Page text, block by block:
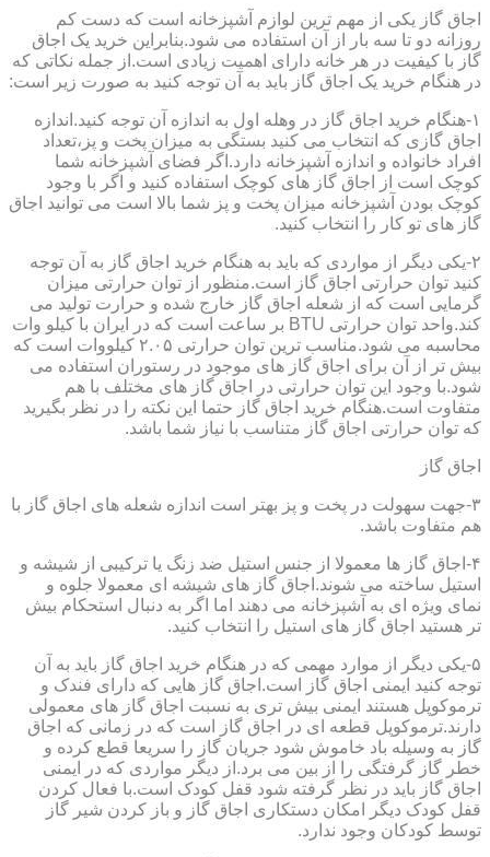
اجاق گاز یکی از مهم ترین لوازم آشپزخانه است که دست کم
روزانه دو تا سه بار از آن استفاده می شود.بنابراین خرید یک اجاق
گاز با کیفیت در هر خانه دارای اهمیت زیادی است.از جمله نکاتی که
در هنگام خرید یک اجاق گاز باید به آن توجه کنید به صورت زیر است:
۱-هنگام خرید اجاق گاز در وهله اول به اندازه آن توجه کنید.اندازه
اجاق گازی که انتخاب می کنید بستگی به میزان پخت و پز،تعداد
افراد خانواده و اندازه آشپزخانه دارد.اگر فضای آشپزخانه شما
کوچک است از اجاق گاز های کوچک استفاده کنید و اگر با وجود
کوچک بودن آشپزخانه میزان پخت و پز شما بالا است می توانید اجاق
گاز های تو کار را انتخاب کنید.
۲-یکی دیگر از مواردی که باید به هنگام خرید اجاق گاز به آن توجه
کنید توان حرارتی اجاق گاز است.منظور از توان حرارتی میزان
گرمایی است که از شعله اجاق گاز خارج شده و حرارت تولید می
کند.واحد توان حرارتی BTU بر ساعت است که در ایران با کیلو وات
محاسبه می شود.مناسب ترین توان حرارتی ۲.۰۵ کیلووات است که
بیش تر از آن برای اجاق گاز های موجود در رستوران استفاده می
شود.با وجود این توان حرارتی در اجاق گاز های مختلف با هم
متفاوت است.هنگام خرید اجاق گاز حتما این نکته را در نظر بگیرید
که توان حرارتی اجاق گاز متناسب با نیاز شما باشد.
اجاق گاز
۳-جهت سهولت در پخت و پز بهتر است اندازه شعله های اجاق گاز با
هم متفاوت باشد.
۴-اجاق گاز ها معمولا از جنس استیل ضد زنگ یا ترکیبی از شیشه و
استیل ساخته می شوند.اجاق گاز های شیشه ای معمولا جلوه و
نمای ویژه ای به آشپزخانه می دهند اما اگر به دنبال استحکام بیش
تر هستید اجاق گاز های استیل را انتخاب کنید.
۵-یکی دیگر از موارد مهمی که در هنگام خرید اجاق گاز باید به آن
توجه کنید ایمنی اجاق گاز است.اجاق گاز هایی که دارای فندک و
ترموکوپل هستند ایمنی بیش تری به نسبت اجاق گاز های معمولی
دارند.ترموکوپل قطعه ای در اجاق گاز است که در زمانی که اجاق
گاز به وسیله باد خاموش شود جریان گاز را سریعا قطع کرده و
خطر گاز گرفتگی را از بین می برد.از دیگر مواردی که در ایمنی
اجاق گاز باید در نظر گرفته شود قفل کودک است.با فعال کردن
قفل کودک دیگر امکان دستکاری اجاق گاز و باز کردن شیر گاز
توسط کودکان وجود ندارد.